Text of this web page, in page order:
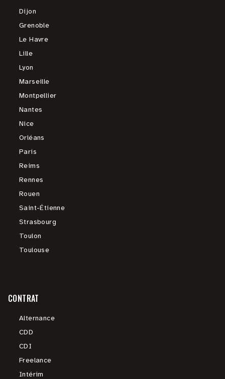
Dijon
Grenoble
Le Havre
Lille
Lyon
Marseille
Montpellier
Nantes
Nice
Orléans
Paris
Reims
Rennes
Rouen
Saint-Étienne
Strasbourg
Toulon
Toulouse
CONTRAT
Alternance
CDD
CDI
Freelance
Intérim